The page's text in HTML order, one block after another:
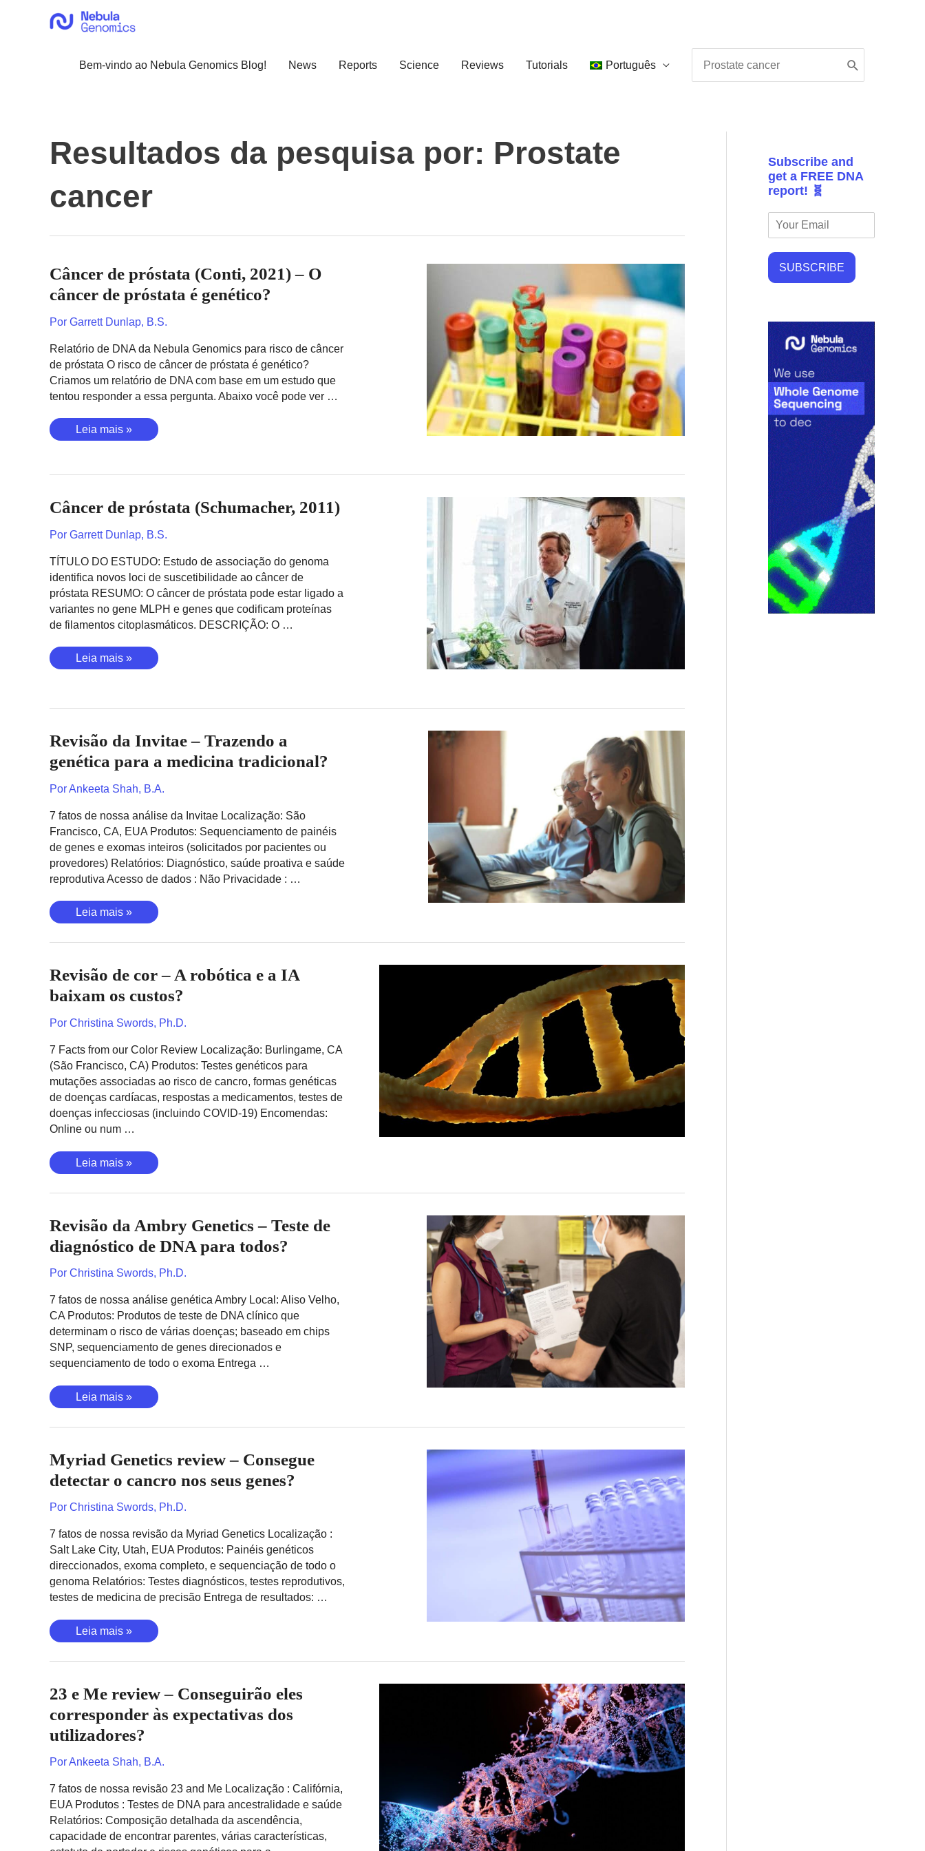
Bem-vindo ao Nebula Genomics Blog!
News Reports Science Reviews Tutorials Português
Resultados da pesquisa por: Prostate
cancer
Câncer de próstata (Conti, 2021) – O
câncer de próstata é genético?
Por Garrett Dunlap, B.S.
Relatório de DNA da Nebula Genomics para risco de câncer
de próstata O risco de câncer de próstata é genético?
Criamos um relatório de DNA com base em um estudo que
tentou responder a essa pergunta. Abaixo você pode ver …
Câncer
de
(Conti,
–
câncer
de
próstata
é
genético?
Leia mais »
Câncer de próstata (Schumacher, 2011)
Por Garrett Dunlap, B.S.
TÍTULO DO ESTUDO: Estudo de associação do genoma
identifica novos loci de suscetibilidade ao câncer de
próstata RESUMO: O câncer de próstata pode estar ligado a
variantes no gene MLPH e genes que codificam proteínas
de filamentos citoplasmáticos. DESCRIÇÃO: O …
Câncer
de
(Schumacher,
Leia mais »
Revisão da Invitae – Trazendo a
genética para a medicina tradicional?
PorAnkeeta Shah, B.A.
7 fatos de nossa análise da Invitae Localização: São
Francisco, CA, EUA Produtos: Sequenciamento de painéis
de genes e exomas inteiros (solicitados por pacientes ou
provedores) Relatórios: Diagnóstico, saúde proativa e saúde
reprodutiva Acesso de dados : Não Privacidade : …
Revisão
da
Invitae
Trazendo
a
para
medicina
tradicional?
Leia mais »
Revisão de cor – A robótica e a IA
baixam os custos?
Por Christina Swords, Ph.D.
7 Facts from our Color Review Localização: Burlingame, CA
(São Francisco, CA) Produtos: Testes genéticos para
mutações associadas ao risco de cancro, formas genéticas
de doenças cardíacas, respostas a medicamentos, testes de
doenças infecciosas (incluindo COVID-19) Encomendas:
Online ou num …
Revisão
de
cor
A
robótica
e
a
baixam
os
custos?
Leia mais »
Revisão da Ambry Genetics – Teste de
diagnóstico de DNA para todos?
Por Christina Swords, Ph.D.
7 fatos de nossa análise genética Ambry Local: Aliso Velho,
CA Produtos: Produtos de teste de DNA clínico que
determinam o risco de várias doenças; baseado em chips
SNP, sequenciamento de genes direcionados e
sequenciamento de todo o exoma Entrega …
Revisão
da
Ambry
–
Teste
diagnóstico
DNA
para
todos?
Leia mais »
Myriad Genetics review – Consegue
detectar o cancro nos seus genes?
Por Christina Swords, Ph.D.
7 fatos de nossa revisão da Myriad Genetics Localização :
Salt Lake City, Utah, EUA Produtos: Painéis genéticos
direccionados, exoma completo, e sequenciação de todo o
genoma Relatórios: Testes diagnósticos, testes reprodutivos,
testes de medicina de precisão Entrega de resultados: …
Myriad
Genetics
review
Consegue
cancro
nos
genes?
Leia mais »
23 e Me review – Conseguirão eles
corresponder às expectativas dos
utilizadores?
PorAnkeeta Shah, B.A.
7 fatos de nossa revisão 23 and Me Localização : Califórnia,
EUA Produtos : Testes de DNA para ancestralidade e saúde
Relatórios: Composição detalhada da ascendência,
capacidade de encontrar parentes, várias características,
Subscribe and
get a FREE DNA
report! 🧬
SUBSCRIBE